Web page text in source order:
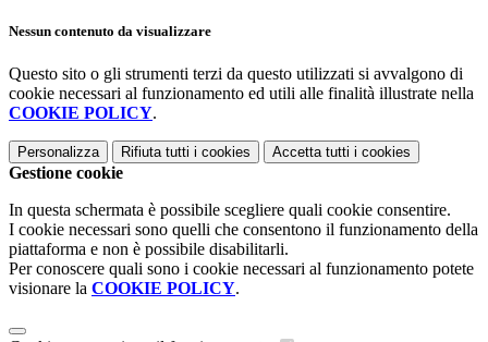
Nessun contenuto da visualizzare
Questo sito o gli strumenti terzi da questo utilizzati si avvalgono di
cookie necessari al funzionamento ed utili alle finalità illustrate nella
COOKIE POLICY.
Personalizza Rifiuta tutti i cookies Accetta tutti i cookies
Gestione cookie
In questa schermata è possibile scegliere quali cookie consentire.
I cookie necessari sono quelli che consentono il funzionamento della
piattaforma e non è possibile disabilitarli.
Per conoscere quali sono i cookie necessari al funzionamento potete
visionare la COOKIE POLICY.